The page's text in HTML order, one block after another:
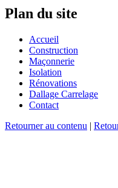
Plan du site
Accueil
Construction
Maçonnerie
Isolation
Rénovations
Dallage Carrelage
Contact
Retourner au contenu |